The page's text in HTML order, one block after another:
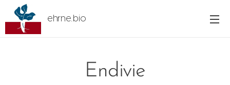
ehrne.bio
Endivie